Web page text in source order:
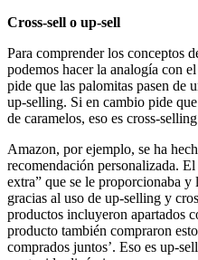
Cross-sell o up-sell
Para comprender los conceptos
podemos hacer la analogía con
pide que las palomitas pasen de
up-selling. Si en cambio pide
de caramelos, eso es cross-
Amazon, por ejemplo, se ha
recomendación personalizada.
extra” que se le proporcionaba y
gracias al uso de up-selling y
productos incluyeron apartados
producto también compraron
comprados juntos’. Eso es up-